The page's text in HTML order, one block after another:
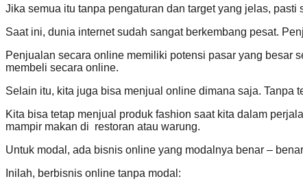
Jika semua itu tanpa pengaturan dan target yang jelas, pasti
Saat ini, dunia internet sudah sangat berkembang pesat.
Penjualan secara online memiliki potensi pasar yang besar
membeli secara online.
Selain itu, kita juga bisa menjual online dimana saja. Tanpa
Kita bisa tetap menjual produk fashion saat kita dalam
mampir makan di restoran atau warung.
Untuk modal, ada bisnis online yang modalnya benar –
Inilah, berbisnis online tanpa modal: